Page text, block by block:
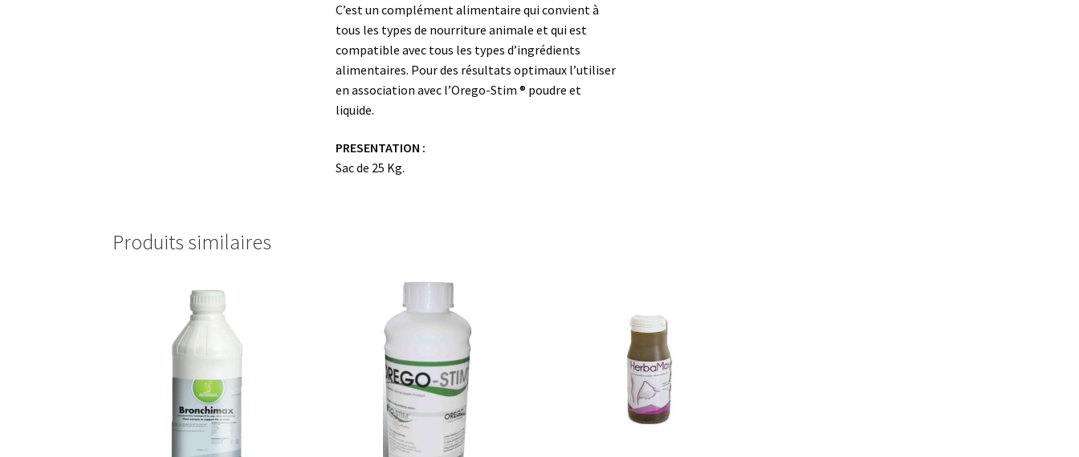
C’est un complément alimentaire qui convient à
tous les types de nourriture animale et qui est
compatible avec tous les types d’ingrédients
alimentaires. Pour des résultats optimaux l’utiliser
en association avec l’Orego-Stim ® poudre et
liquide.
PRESENTATION :
Sac de 25 Kg.
Produits similaires